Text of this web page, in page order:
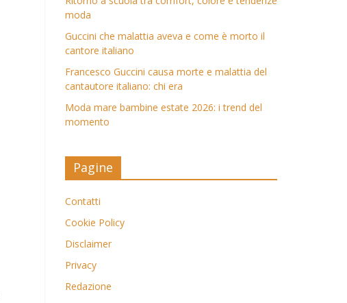
moda
Guccini che malattia aveva e come è morto il
cantore italiano
Francesco Guccini causa morte e malattia del
cantautore italiano: chi era
Moda mare bambine estate 2026: i trend del
momento
Pagine
Contatti
Cookie Policy
Disclaimer
Privacy
Redazione